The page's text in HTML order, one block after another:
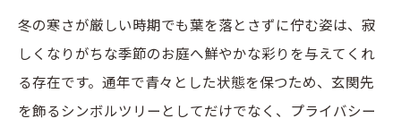
冬の寒さが厳しい時期でも葉を落とさずに佇む姿は、寂
しくなりがちな季節のお庭へ鮮やかな彩りを与えてくれ
る存在です。通年で青々とした状態を保つため、玄関先
を飾るシンボルツリーとしてだけでなく、プライバシー